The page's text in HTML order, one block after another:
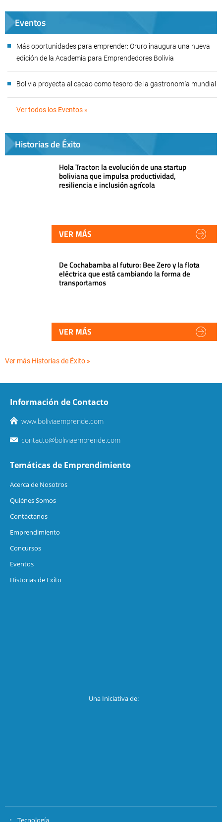
Eventos
Más oportunidades para emprender: Oruro inaugura una nueva
edición de la Academia para Emprendedores Bolivia
Bolivia proyecta al cacao como tesoro de la gastronomía mundial
Ver todos los Eventos »
Historias de Éxito
Hola Tractor: la evolución de una startup
boliviana que impulsa productividad,
resiliencia e inclusión agrícola
VER MÁS
De Cochabamba al futuro: Bee Zero y la flota
eléctrica que está cambiando la forma de
transportarnos
VER MÁS
Ver más Historias de Éxito »
Información de Contacto
www.boliviaemprende.com
contacto@boliviaemprende.com
Temáticas de Emprendimiento
Acerca de Nosotros
Quiénes Somos
Contáctanos
Emprendimiento
Concursos
Eventos
Historias de Exíto
Una Iniciativa de:
Tecnología